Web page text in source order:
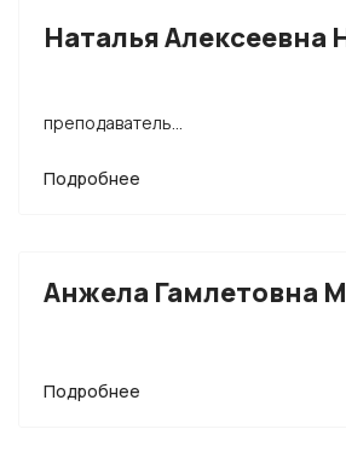
Наталья Алексеевна
преподаватель...
Подробнее
Анжела Гамлетовна
Подробнее